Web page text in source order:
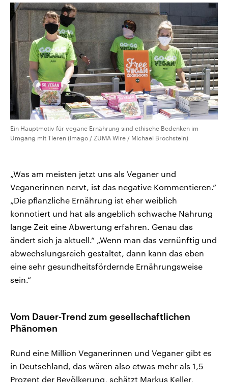
Ein Hauptmotiv für vegane Ernährung sind ethische Bedenken im
Umgang mit Tieren (imago / ZUMA Wire / Michael Brochstein)
„Was am meisten jetzt uns als Veganer und
Veganerinnen nervt, ist das negative Kommentieren.“
„Die pflanzliche Ernährung ist eher weiblich
konnotiert und hat als angeblich schwache Nahrung
lange Zeit eine Abwertung erfahren. Genau das
ändert sich ja aktuell.“ „Wenn man das vernünftig und
abwechslungsreich gestaltet, dann kann das eben
eine sehr gesundheitsfördernde Ernährungsweise
sein.“
Vom Dauer-Trend zum gesellschaftlichen
Phänomen
Rund eine Million Veganerinnen und Veganer gibt es
in Deutschland, das wären also etwas mehr als 1,5
Prozent der Bevölkerung, schätzt Markus Keller,